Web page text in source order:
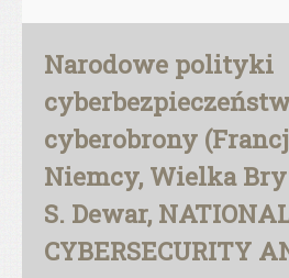
Narodowe polityki
cyberobrony
Niemcy, Wielka
S. Dewar,
CYBERSECURITY